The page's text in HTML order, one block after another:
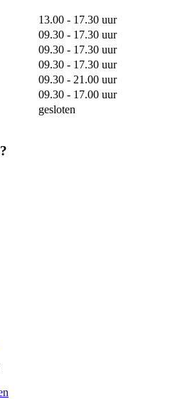
13.00 - 17.30 uur
09.30 - 17.30 uur
09.30 - 17.30 uur
09.30 - 17.30 uur
09.30 - 21.00 uur
09.30 - 17.00 uur
gesloten